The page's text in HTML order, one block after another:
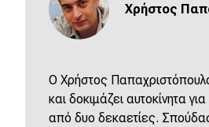
Χρήστος
O Χρήστος
και δοκιμάζει αυτοκίνητα
από δυο δεκαετίες.